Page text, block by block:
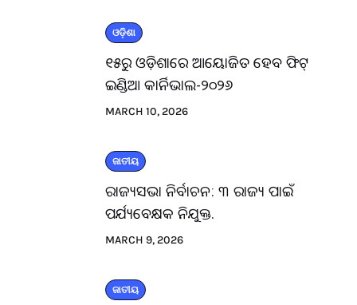
ଓଡ଼ିଶା
୧୫ରୁ ଓଡ଼ିଶାରେ ଆୟୋଜିତ ହେବ ଫିଟ୍
ଇଣ୍ଡିଆ କାର୍ନିଭାଲ-୨୦୨୬
MARCH 10, 2026
ଜାତୀୟ
ରାଜ୍ୟସଭା ନିର୍ବାଚନ: ୩ ରାଜ୍ୟ ପାଇଁ
ପର୍ଯ୍ୟବେକ୍ଷକ ନିଯୁକ୍ତ.
MARCH 9, 2026
ଜାତୀୟ